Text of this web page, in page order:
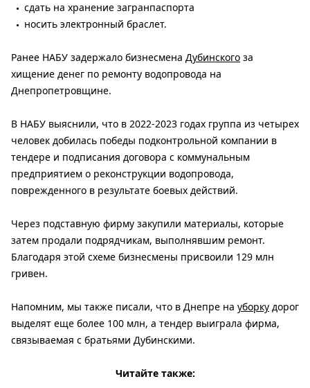
сдать на хранение загранпаспорта
носить электронный браслет.
Ранее НАБУ задержало бизнесмена Дубинского за
хищение денег по ремонту водопровода на
Днепропетровщине.
В НАБУ выяснили, что в 2022-2023 годах группа из четырех
человек добилась победы подконтрольной компании в
тендере и подписания договора с коммунальным
предприятием о реконструкции водопровода,
поврежденного в результате боевых действий.
Через подставную фирму закупили материалы, которые
затем продали подрядчикам, выполнявшим ремонт.
Благодаря этой схеме бизнесмены присвоили 129 млн
гривен.
Напомним, мы также писали, что в Днепре на уборку дорог
выделят еще более 100 млн, а тендер выиграла фирма,
связываемая с братьями Дубинскими.
Читайте также: